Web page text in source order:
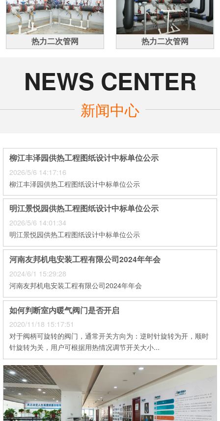
热力二次管网 热力二次管网
NEWS CENTER
新闻中心
柳江丰泽园供热工程图纸设计中标单位公示
2026/5/6 14:17:16
柳江丰泽园供热工程图纸设计中标单位公示
明江景悦园供热工程图纸设计中标单位公示
2026/5/6 14:01:34
明江景悦园供热工程图纸设计中标单位公示
河南友邦机电安装工程有限公司2024年年会
2024/6/1 15:29:28
河南友邦机电安装工程有限公司2024年年会
如何判断室内暖气阀门是否开启
2020/11/18 15:17:51
对于阀柄可旋转的阀门，通常开关方向为：逆时针旋转为开，顺时
针旋转为关，用户可根据用热情况调节开关大小...